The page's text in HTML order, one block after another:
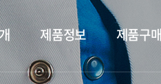
제품정보 제품구매